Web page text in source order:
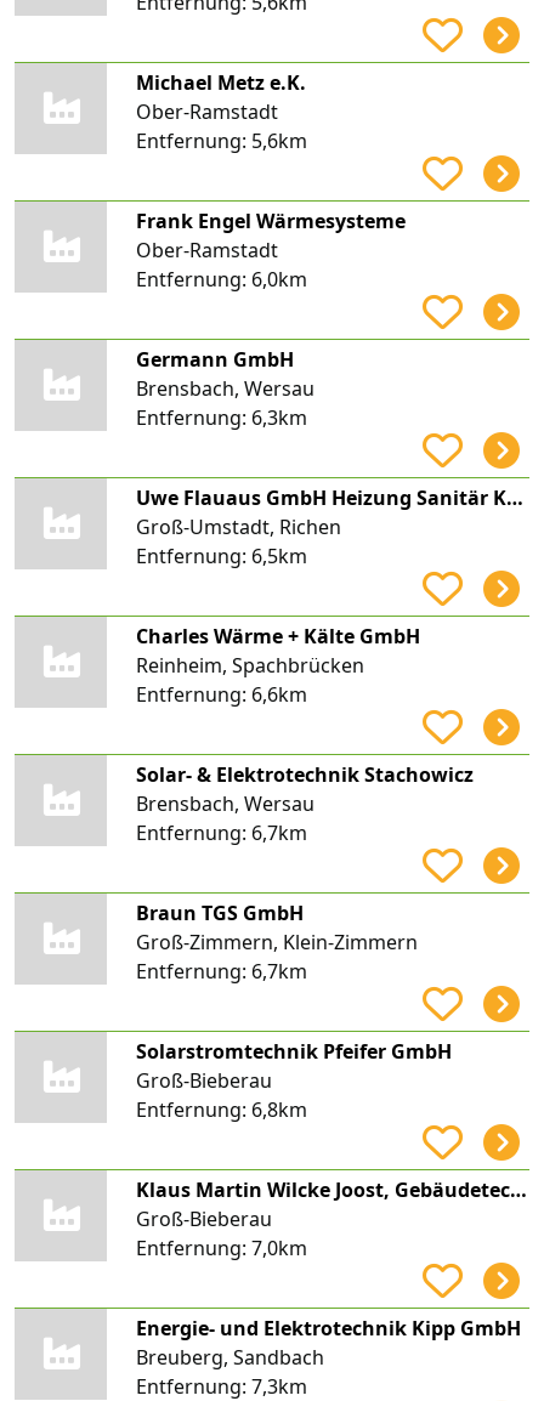
Michael Metz e.K.
Ober-Ramstadt
Entfernung: 5,6km
Frank Engel Wärmesysteme
Ober-Ramstadt
Entfernung: 6,0km
Germann GmbH
Brensbach, Wersau
Entfernung: 6,3km
Uwe Flauaus GmbH Heizung Sanitär Kundendienst
Groß-Umstadt, Richen
Entfernung: 6,5km
Charles Wärme + Kälte GmbH
Reinheim, Spachbrücken
Entfernung: 6,6km
Solar- & Elektrotechnik Stachowicz
Brensbach, Wersau
Entfernung: 6,7km
Braun TGS GmbH
Groß-Zimmern, Klein-Zimmern
Entfernung: 6,7km
Solarstromtechnik Pfeifer GmbH
Groß-Bieberau
Entfernung: 6,8km
Klaus Martin Wilcke Joost, Gebäudetechnik
Groß-Bieberau
Entfernung: 7,0km
Energie- und Elektrotechnik Kipp GmbH
Breuberg, Sandbach
Entfernung: 7,3km